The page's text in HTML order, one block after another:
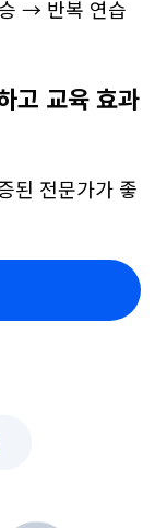
→ 반복 연습
고 교육 효과
된 전문가가 좋